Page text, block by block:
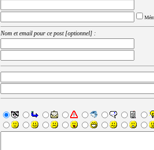
Nom et email pour ce post [optionnel] :